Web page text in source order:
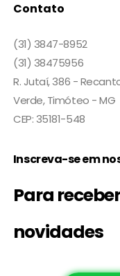
Contato
(31) 3847-8952
(31) 38475956
R. Jutaí, 386 -
Verde, Timóteo - MG
CEP: 35181-548
Inscreva-se em
Para
novidades